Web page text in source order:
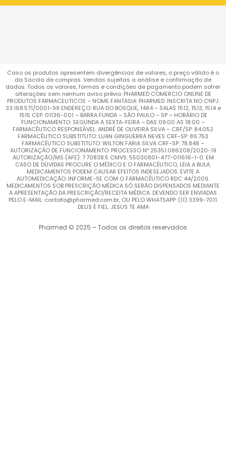
Caso os produtos apresentem divergências de valores, o preço válido é o
da Sacola de compras. Vendas sujeitas a análise e confirmação de
dados. Todos os valores, formas e condições de pagamento podem sofrer
alterações sem nenhum aviso prévio. PHARMED COMERCIO ONLINE DE
PRODUTOS FARMACEUTICOS – NOME FANTASIA: PHARMED. INSCRITA NO CNPJ:
33.168.571/0001-99 ENDEREÇO: RUA DO BOSQUE, 1484 – SALAS 1512, 1513, 1514 e
1515 CEP: 01136-001 – BARRA FUNDA – SÃO PAULO – SP – HORÁRIO DE
FUNCIONAMENTO: SEGUNDA A SEXTA-FEIRA – DAS 09:00 AS 18:00 –
FARMACÊUTICO RESPONSÁVEL: ANDRÉ DE OLIVEIRA SILVA – CRF/SP: 84.052
FARMACÊUTICO SUBSTITUTO: LUAN GINGUERRA NEVES CRF-SP: 86.753
FARMACÊUTICO SUBSTITUTO: WILTON FARIA SILVA CRF-SP: 78.848 –
AUTORIZAÇÃO DE FUNCIONAMENTO: PROCESSO Nº 25351.086208/2020-19
AUTORIZAÇÃO/MS (AFE): 7.70838.5 CMVS: 55030801-477-011616-1-0. EM
CASO DE DÚVIDAS PROCURE O MÉDICO E O FARMACÊUTICO, LEIA A BULA.
MEDICAMENTOS PODEM CAUSAR EFEITOS INDESEJADOS. EVITE A
AUTOMEDICAÇÃO: INFORME-SE COM O FARMACÊUTICO RDC 44/2009.
MEDICAMENTOS SOB PRESCRIÇÃO MÉDICA SÓ SERÃO DISPENSADOS MEDIANTE
A APRESENTAÇÃO DA PRESCRIÇÃO/RECEITA MÉDICA. DEVENDO SER ENVIADAS
PELO E-MAIL: contato@pharmed.com.br, OU PELO WHATSAPP: (11) 3399-7011.
DEUS É FIEL. JESUS TE AMA
Pharmed © 2025 – Todos os direitos reservados